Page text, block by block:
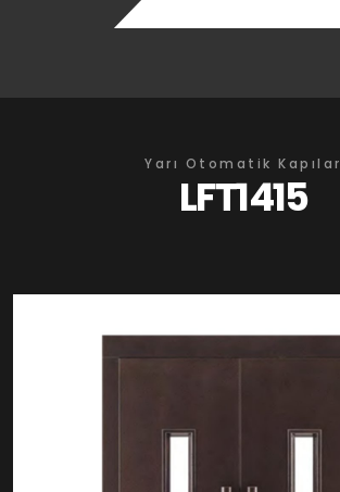
Yarı Otomatik Kapılar
LFT1415